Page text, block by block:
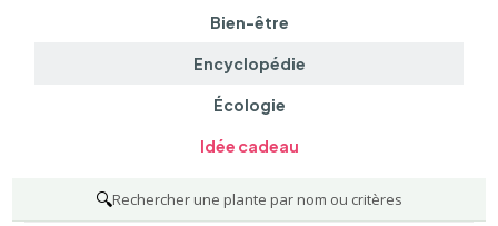
Bien-être
Encyclopédie
Écologie
Idée cadeau
🔍Rechercher une plante par nom ou critères